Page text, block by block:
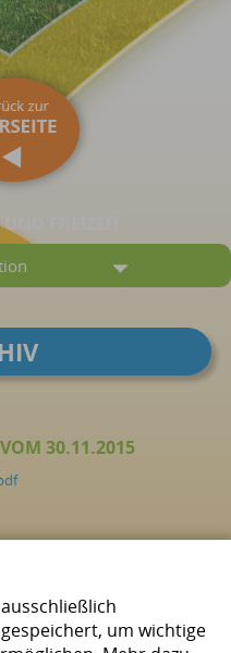
FREIZEIT
30.11.2015
um wichtige